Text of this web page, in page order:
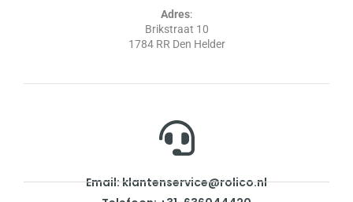
Adres:
Brikstraat 10
1784 RR Den Helder
Email: klantenservice@rolico.nl